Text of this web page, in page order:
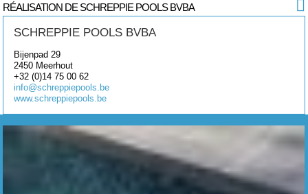
RÉALISATION DE SCHREPPIE POOLS BVBA
SCHREPPIE POOLS BVBA
Bijenpad 29
2450 Meerhout
+32 (0)14 75 00 62
info@schreppiepools.be
www.schreppiepools.be